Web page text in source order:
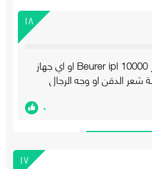
١٨
لا حبيبتي جهاز بيورير 10000 Beurer ipl او اي جهاز
شعر الدقن او وجه الرجال
٠
١٧